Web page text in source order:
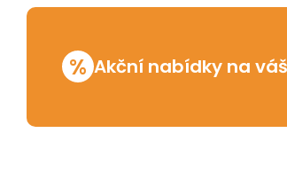
% Akční nabídky na